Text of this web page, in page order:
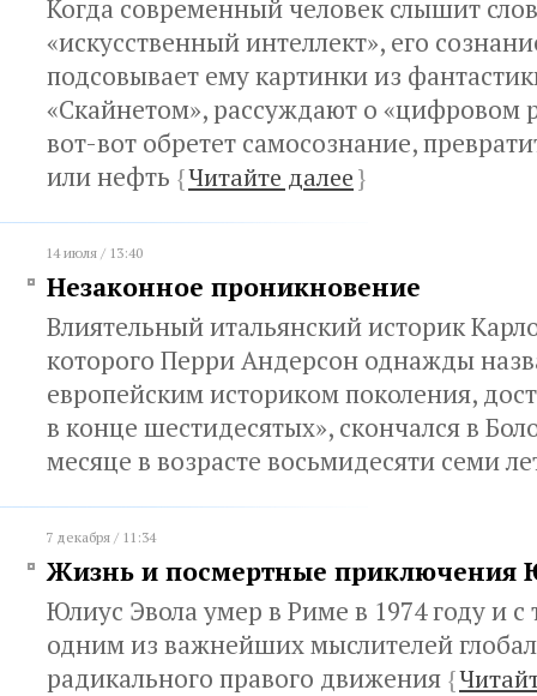
Когда современный человек слышит
«искусственный интеллект», его
подсовывает ему картинки из
«Скайнетом», рассуждают о «цифровом
вот-вот обретет самосознание,
или нефть {Читайте далее}
14 июля / 13:40
Незаконное проникновение
Влиятельный итальянский историк
которого Перри Андерсон однажды
европейским историком поколения,
в конце шестидесятых», скончался в
месяце в возрасте восьмидесяти семи
7 декабря / 11:34
Жизнь и посмертные приключения
Юлиус Эвола умер в Риме в 1974 году и с
одним из важнейших мыслителей
радикального правого движения {